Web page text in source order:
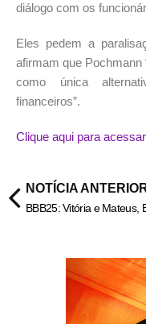
diálogo com os
Eles pedem a
afirmam que Pochmann
como única
financeiros”.
Clique aqui para
NOTÍCIA